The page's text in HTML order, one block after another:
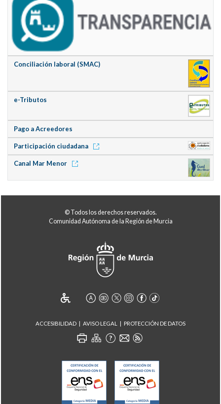
Conciliación laboral (SMAC)
e-Tributos
Pago a Acreedores
Participación ciudadana
Canal Mar Menor
© Todos los derechos reservados.
Comunidad Autónoma de la Región de Murcia
ACCESIBILIDAD AVISO LEGAL PROTECCIÓN DE DATOS